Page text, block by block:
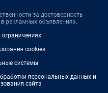
за достоверность
рекламных объявлениях.
cookies
системы
персональных данных и
сайта